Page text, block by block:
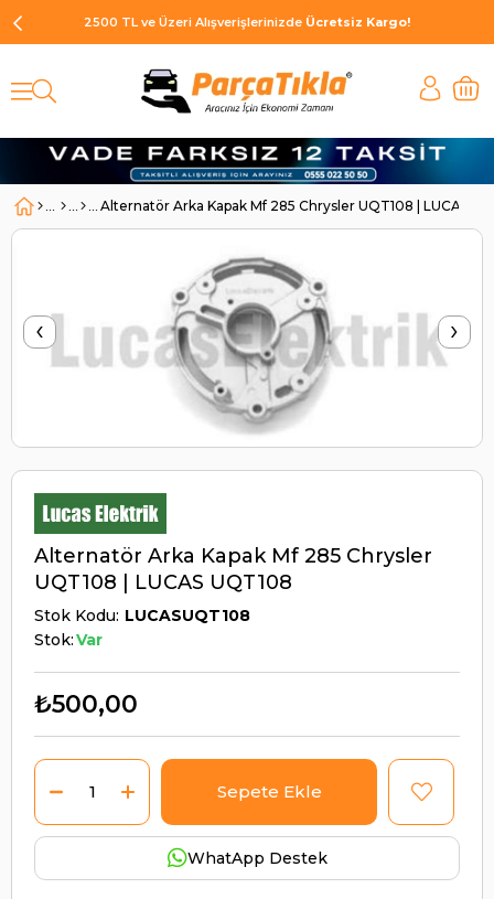
2500 TL ve Üzeri Alışverişlerinizde Ücretsiz Kargo!
Alternatör Arka Kapak Mf 285 Chrysler UQT108 | LUCAS
‹ ›
Alternatör Arka Kapak Mf 285 Chrysler
UQT108 | LUCAS UQT108
Stok Kodu LUCASUQT108
Stok:Var
₺500,00
WhatApp Destek